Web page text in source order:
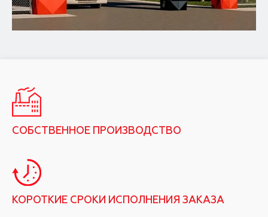
СОБСТВЕННОЕ ПРОИЗВОДСТВО
КОРОТКИЕ СРОКИ ИСПОЛНЕНИЯ ЗАКАЗА